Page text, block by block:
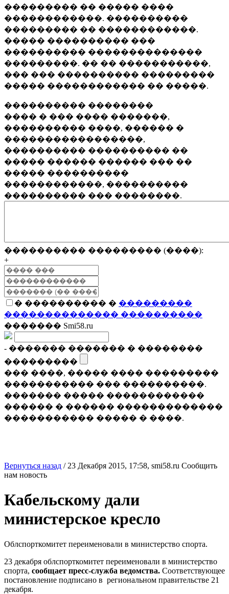
��������� �� ����� ����
������������. ����������
��������� �� ������������.
����� ���������� ���
���������� ��������������
���������. �� �� �����������,
��� ��� ���������� ���������
����� ������������ �� �����.
���������� ��������
���� � ��� ���� �������,
���������� ����, ������ �
�����������������,
���������� ���������� ��
����� ������ ������ ��� ��
����� ����������
������������, ����������
���������� ��� ��������.
���������� ��������� (����):
+
� ���������� � ���������
�������������� ����������
������� Smi58.ru
- ������� ������� � ��������
���������
��� ����, ����� ���� ���������
����������� ��� ����������.
������� ����� ������������
������ � ������ �������������
����������� ����� � ����.
Вернуться назад / 23 Декабря 2015, 17:58, smi58.ru Сообщить
нам новость
Кабельскому дали
министерское кресло
Облспорткомитет переименовали в министерство спорта.
23 декабря облспорткомитет переименовали в министерство
спорта, сообщает пресс-служба ведомства. Соответствующее
постановление подписано в региональном правительстве 21
декабря.